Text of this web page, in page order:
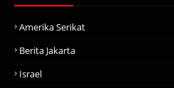
Amerika Serikat
Berita Jakarta
Israel